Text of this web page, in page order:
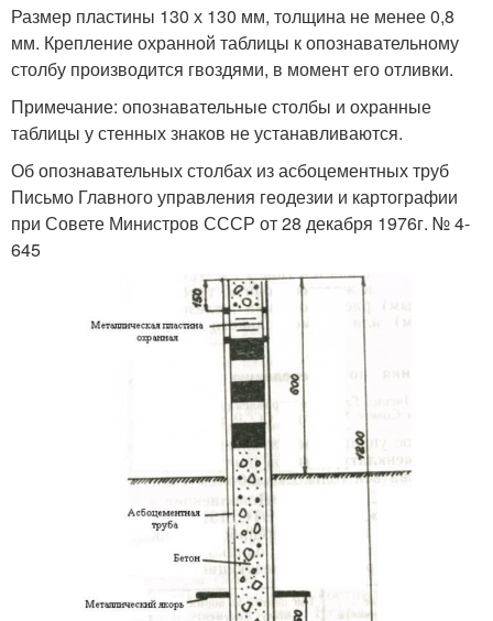
Размер пластины 130 х 130 мм, толщина не менее 0,8
мм. Крепление охранной таблицы к опознавательному
столбу производится гвоздями, в момент его отливки.
Примечание: опознавательные столбы и охранные
таблицы у стенных знаков не устанавливаются.
Об опознавательных столбах из асбоцементных труб
Письмо Главного управления геодезии и картографии
при Совете Министров СССР от 28 декабря 1976г. № 4-
645